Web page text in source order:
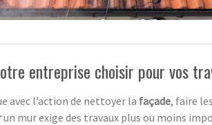
entreprise choisir pour vos
avec l’action de nettoyer la façade, faire les
un mur exige des travaux plus ou moins